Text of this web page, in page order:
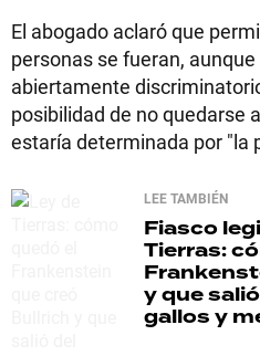
El abogado aclaró que
personas se fueran,
abiertamente
posibilidad de no quedarse
estaría determinada por "la
LEE TAMBIÉN
Fiasco
Tierras:
y que
gallos y